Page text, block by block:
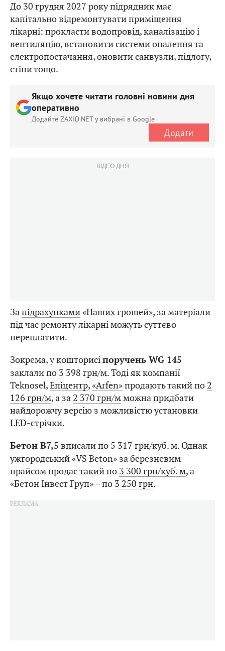
До 30 грудня 2027 року підрядник має
капітально відремонтувати приміщення
лікарні: прокласти водопровід, каналізацію і
вентиляцію, встановити системи опалення та
електропостачання, оновити санвузли, підлогу,
стіни тощо.
Якщо хочете читати головні новини дня
оперативно
Додайте ZAXID.NET у вибрані в Google
Додати
ВІДЕО ДНЯ
Запідрахунками«Наших грошей», за матеріали
під час ремонту лікарні можуть суттєво
переплатити.
Зокрема, у кошторисіпоручень WG 145
заклали по 3 398 грн/м. Тоді як компанії
Teknosel,Епіцентр,«Arfen»продають такий по 2
126 грн/м, а за 2 370 грн/мможна придбати
найдорожчу версію з можливістю установки
LED-стрічки.
Бетон В7,5 вписали по 5 317 грн/куб. м. Однак
ужгородський «VS Beton» за березневим
прайсом продає такий по 3 300 грн/куб. м, а
«Бетон Інвест Груп» – по 3 250 грн.